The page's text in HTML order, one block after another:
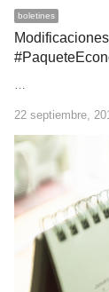
boletines
…
22 septiembre,